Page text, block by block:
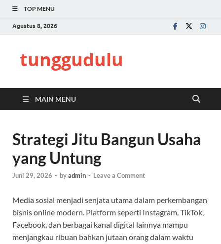
TOP MENU
Agustus 8, 2026
tunggudulu
MAIN MENU
Strategi Jitu Bangun Usaha
yang Untung
Juni 29, 2026 - byadmin - Leave a Comment
Media sosial menjadi senjata utama dalam perkembangan
bisnis online modern. Platform seperti Instagram, TikTok,
Facebook, dan berbagai kanal digital lainnya mampu
menjangkau ribuan bahkan jutaan orang dalam waktu